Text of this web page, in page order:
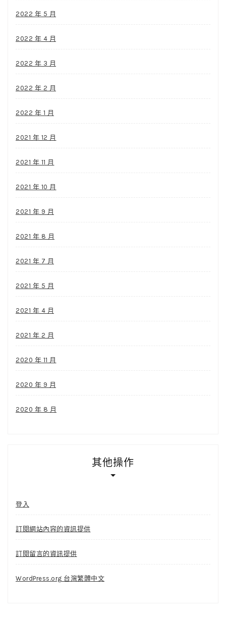
2022 年 5 月
2022 年 4 月
2022 年 3 月
2022 年 2 月
2022 年 1 月
2021 年 12 月
2021 年 11 月
2021 年 10 月
2021 年 9 月
2021 年 8 月
2021 年 7 月
2021 年 5 月
2021 年 4 月
2021 年 2 月
2020 年 11 月
2020 年 9 月
2020 年 8 月
其他操作
登入
訂閱網站內容的資訊提供
訂閱留言的資訊提供
WordPress.org 台灣繁體中文